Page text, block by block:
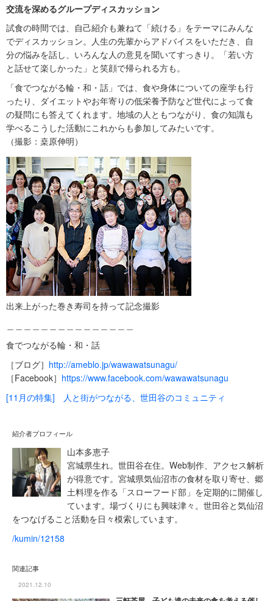
交流を深めるグループディスカッション
試食の時間では、自己紹介も兼ねて「続ける」をテーマにみんな
でディスカッション。人生の先輩からアドバイスをいただき、自
分の悩みを話し、いろんな人の意見を聞いてすっきり。「若い方
と話せて楽しかった」と笑顔で帰られる方も。
「食でつながる輪・和・話」では、食や身体についての座学も行
ったり、ダイエットやお年寄りの低栄養予防など世代によって食
の疑問にも答えてくれます。地域の人ともつながり、食の知識も
学べるこうした活動にこれからも参加してみたいです。
（撮影：桒原伸明）
出来上がった巻き寿司を持って記念撮影
食でつながる輪・和・話
［ブログ］ http://ameblo.jp/wawawatsunagu/
［Facebook］ https://www.facebook.com/wawawatsunagu
[11月の特集] 人と街がつながる、世田谷のコミュニティ
紹介者プロフィール
山本多恵子
宮城県生れ。世田谷在住。Web制作、アクセス解析
が得意です。宮城県気仙沼市の食材を取り寄せ、郷
土料理を作る「スローフード部」を定期的に開催し
ています。場づくりにも興味津々。世田谷と気仙沼
をつなげること活動を日々模索しています。
/kumin/12158
関連記事
2021.12.10